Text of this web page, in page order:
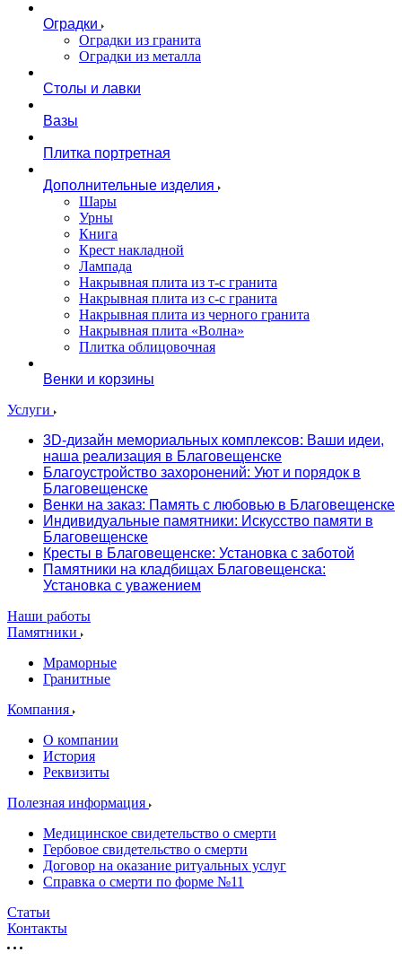
Оградки
Оградки из гранита
Оградки из металла
Столы и лавки
Вазы
Плитка портретная
Дополнительные изделия
Шары
Урны
Книга
Крест накладной
Лампада
Накрывная плита из т-с гранита
Накрывная плита из с-с гранита
Накрывная плита из черного гранита
Накрывная плита «Волна»
Плитка облицовочная
Венки и корзины
Услуги
3D-дизайн мемориальных комплексов: Ваши идеи,
наша реализация в Благовещенске
Благоустройство захоронений: Уют и порядок в
Благовещенске
Венки на заказ: Память с любовью в Благовещенске
Индивидуальные памятники: Искусство памяти в
Благовещенске
Кресты в Благовещенске: Установка с заботой
Памятники на кладбищах Благовещенска:
Установка с уважением
Наши работы
Памятники
Мраморные
Гранитные
Компания
О компании
История
Реквизиты
Полезная информация
Медицинское свидетельство о смерти
Гербовое свидетельство о смерти
Договор на оказание ритуальных услуг
Справка о смерти по форме №11
Статьи
Контакты